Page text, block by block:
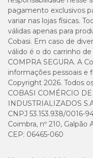
pagamento exclusivos
variar nas lojas físicas.
válidas apenas para
Cobasi. Em caso de
válido é o do carrinho de
COMPRA SEGURA. A
informações pessoais e
Copyright 2026. Todos
COBASI COMÉRCIO
INDUSTRIALIZADOS
CNPJ 53.153.938/0016-
Coimbra, nº 210,
CEP: 06465-060